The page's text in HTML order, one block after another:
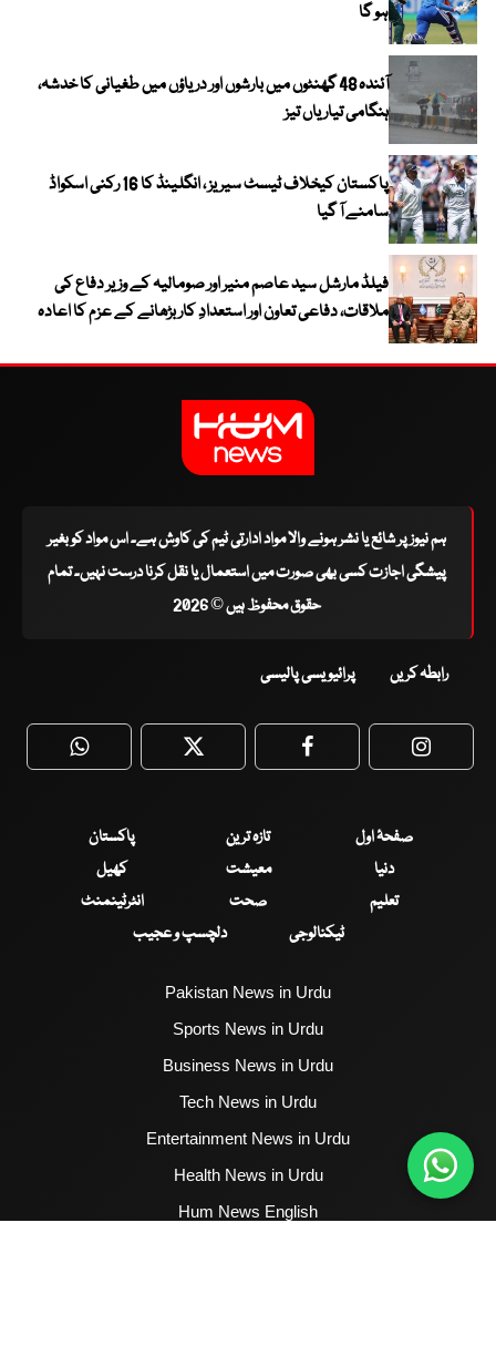
ہو گا
آئندہ 48 گھنٹوں میں بارشوں اور دریاؤں میں طغیانی کا خدشہ،
ہنگامی تیاریاں تیز
پاکستان کیخلاف ٹیسٹ سیریز ، انگلینڈ کا 16 رکنی اسکواڈ
سامنے آ گیا
فیلڈ مارشل سید عاصم منیر اور صومالیہ کے وزیر دفاع کی
ملاقات، دفاعی تعاون اور استعدادِ کار بڑھانے کے عزم کا اعادہ
ہم نیوز پر شائع یا نشر ہونے والا مواد ادارتی ٹیم کی کاوش ہے۔ اس مواد کو بغیر
پیشگی اجازت کسی بھی صورت میں استعمال یا نقل کرنا درست نہیں۔ تمام
حقوق محفوظ ہیں © 2026
رابطہ کریں پرائیویسی پالیسی
WhatsApp Twitter Facebook
صفحۂ اول تازہ ترین
پاکستان
دنیا
معیشت
کھیل
تعلیم
صحت
انٹرٹینمنٹ
ٹیکنالوجی
دلچسپ و عجیب
Pakistan News in Urdu
Sports News in Urdu
Business News in Urdu
Tech News in Urdu
Entertainment News in Urdu
Health News in Urdu
Hum News English